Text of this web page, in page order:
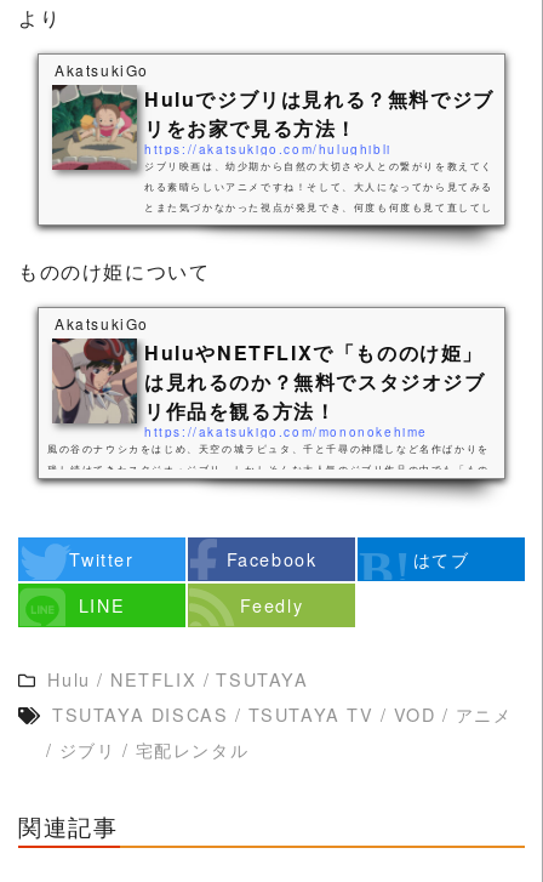
より
AkatsukiGo
Huluでジブリは見れる？無料でジブ
リをお家で見る方法！
https://akatsukigo.com/hulughibli
ジブリ映画は、幼少期から自然の大切さや人との繋がりを教えてく
れる素晴らしいアニメですね！そして、大人になってから見てみる
とまた気づかなかった視点が発見でき、何度も何度も見て直してし
まう作品ばかりです。そんなジブリ作品が家で何度も見れるなんて
夢のような話ですね！早速Huluでジブリ映画が見れるか調べてみ
ました。Huluでジブリは見れるのか？結論から言いますと、Hulu
ネットでの動画配信を行っておらず、Hulu以外にもNetflix、dT
V、U-NEXTでも配信されて...
もののけ姫について
AkatsukiGo
HuluやNETFLIXで「もののけ姫」
は見れるのか？無料でスタジオジブ
リ作品を観る方法！
https://akatsukigo.com/mononokehime
風の谷のナウシカをはじめ、天空の城ラピュタ、千と千尋の神隠しなど名作ばかりを
残し続けてきたスタジオ・ジブリ。しかしそんな大人気のジブリ作品の中でも「もの
のけ姫」は名作中の名作ですよね。私も昔からジブリの中でも「もののけ姫」は、自
ジオ・ジブリ作品は、このように観れば観るほど深みがある作品が多いですよね！こ
こにたどり着いた方もそんな名作を高画質、出...
Twitter Facebook
はてブ
LINE
Feedly
Hulu / NETFLIX / TSUTAYA
TSUTAYA DISCAS / TSUTAYA TV / VOD / アニメ
/ ジブリ / 宅配レンタル
関連記事